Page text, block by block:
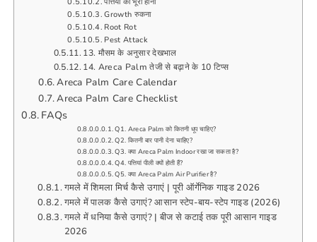
Growth रुकना
Root Rot
Pest Attack
13. मौसम के अनुसार देखभाल
14. Areca Palm तेजी से बढ़ाने के 10 टिप्स
Areca Palm Care Calendar
Areca Palm Care Checklist
FAQs
Q1. Areca Palm को कितनी धूप चाहिए?
Q2. कितनी बार पानी देना चाहिए?
Q3. क्या Areca Palm Indoor रखा जा सकता है?
Q4. पत्तियां पीली क्यों होती हैं?
Q5. क्या Areca Palm Air Purifier है?
गमले में शिमला मिर्च कैसे उगाएं | पूरी ऑर्गेनिक गाइड 2026
गमले में पालक कैसे उगाएं? आसान स्टेप-बाय-स्टेप गाइड (2026)
गमले में धनिया कैसे उगाएं? | बीज से कटाई तक पूरी आसान गाइड
2026